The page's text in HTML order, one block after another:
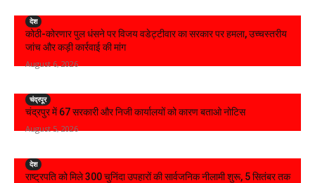
देश
कोठी-कोरणार पुल धंसने पर विजय वडेट्टीवार का सरकार पर हमला, उच्चस्तरीय
जांच और कड़ी कार्रवाई की मांग
August 6, 2026
चंद्रपूर
चंद्रपुर में 67 सरकारी और निजी कार्यालयों को कारण बताओ नोटिस
August 5, 2026
देश
राष्ट्रपति को मिले 300 चुनिंदा उपहारों की सार्वजनिक नीलामी शुरू, 5 सितंबर तक